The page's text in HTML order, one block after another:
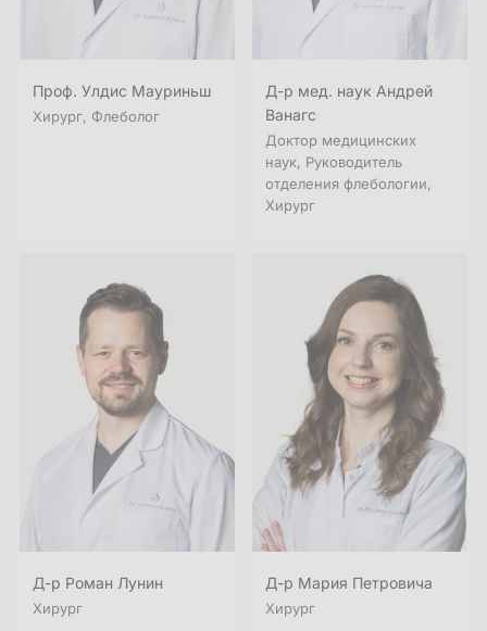
Проф. Улдис Мауриньш
Хирург, Флеболог
Д-р мед. наук Андрей
Ванагс
Доктор медицинских
наук, Руководитель
отделения флебологии,
Хирург
Д-р Роман Лунин
Хирург
Д-р Мария Петровича
Хирург